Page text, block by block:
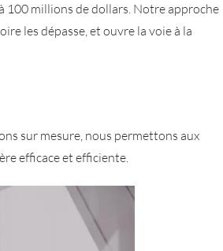
100 millions de dollars. Notre approche
les dépasse, et ouvre la voie à la
sur mesure, nous permettons aux
efficace et efficiente.